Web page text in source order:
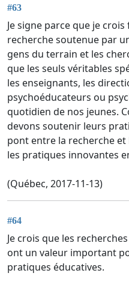
#63
Je signe parce que je
recherche soutenue par
gens du terrain et les
que les seuls véritables
les enseignants, les
psychoéducateurs ou
quotidien de nos jeunes.
devons soutenir leurs
pont entre la recherche
les pratiques innovantes
(Québec, 2017-11-13)
#64
Je crois que les
ont un valeur important
pratiques éducatives.